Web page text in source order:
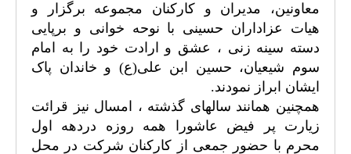
معاونین، مدیران و کارکنان مجموعه برگزار و
هیات عزاداران حسینی با نوحه خوانی و برپایی
دسته سینه زنی ، عشق و ارادت خود را به امام
سوم شیعیان، حسین ابن علی(ع) و خاندان پاک
ایشان ابراز نمودند.
همچنین همانند سالهای گذشته ، امسال نیز قرائت
زیارت پر فیض عاشورا همه روزه دردهه اول
محرم با حضور جمعی از کارکنان شرکت در محل